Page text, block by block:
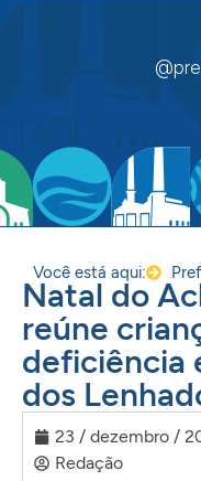
Você está aqui:
Natal do
reúne
deficiência
dos
23 / dezembro /
Redação